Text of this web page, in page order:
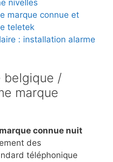
nivelles
marque connue et
teletek
: installation alarme
belgique /
marque
connue nuit
des
téléphonique